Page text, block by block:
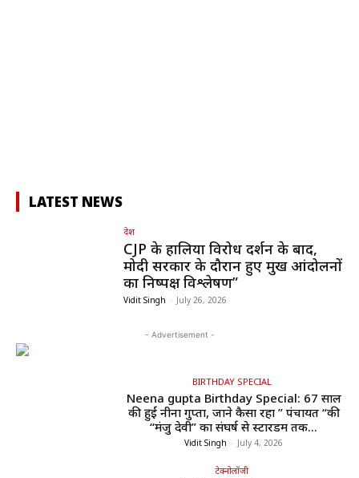
LATEST NEWS
देश
CJP के हालिया विरोध प्रदर्शन के बाद,
मोदी सरकार के दौरान हुए प्रमुख आंदोलनों
का निष्पक्ष विश्लेषण”
Vidit Singh - July 26, 2026
- Advertisement -
BIRTHDAY SPECIAL
Neena gupta Birthday Special: 67 साल
की हुईं नीना गुप्ता, जाने कैसा रहा ” पंचायत “की
“मंजु देवी” का संघर्ष से स्टारडम तक...
Vidit Singh - July 4, 2026
टेक्नोलॉजी